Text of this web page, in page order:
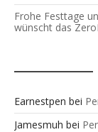
Frohe Festtage
wünscht das
Earnestpen bei
Jamesmuh bei